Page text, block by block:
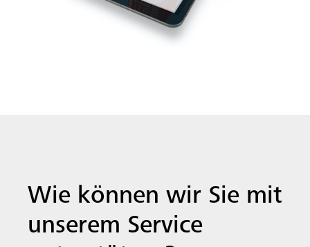
Wie können wir Sie mit
unserem Service